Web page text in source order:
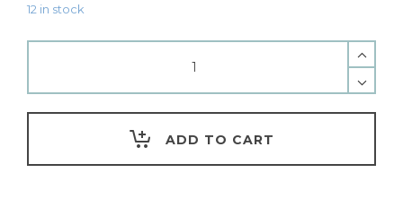
12 in stock
ADD TO CART